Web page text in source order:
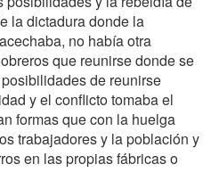
la dictadura donde la
no había otra
que reunirse donde se
de reunirse
y el conflicto tomaba el
formas que con la huelga
trabajadores y la población y
en las propias fábricas o